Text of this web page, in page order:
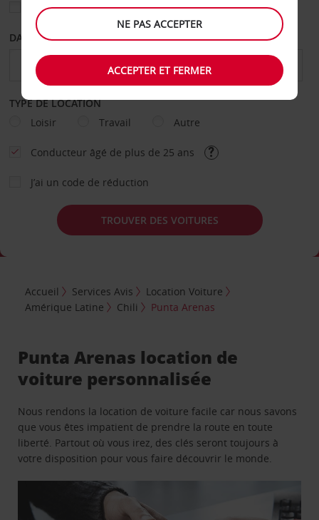
Sélectionnez une autre agence de retour
DATE DE DÉPART DATE DE RETOUR
TYPE DE LOCATION
Loisir
Travail Autre
Conducteur âgé de plus de 25 ans
J’ai un code de réduction
TROUVER DES VOITURES
Accueil Services Avis
Location Voiture
Amérique Latine
Chili Punta Arenas
Punta Arenas location de
voiture personnalisée
Nous rendons la location de voiture facile car nous savons
que vous êtes impatient de prendre la route en toute
liberté. Partout où vous irez, des clés seront toujours à
votre disposition pour vous faire découvrir le monde.
NE PAS ACCEPTER
ACCEPTER ET FERMER